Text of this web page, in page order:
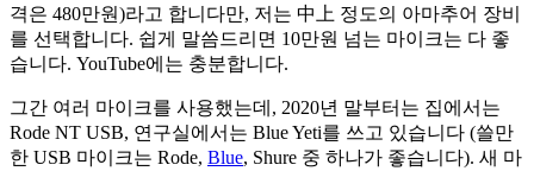
격은 480만원)라고 합니다만, 저는 中上 정도의 아마추어 장비
를 선택합니다. 쉽게 말씀드리면 10만원 넘는 마이크는 다 좋
습니다. YouTube에는 충분합니다.
그간 여러 마이크를 사용했는데, 2020년 말부터는 집에서는
Rode NT USB, 연구실에서는 Blue Yeti를 쓰고 있습니다 (쓸만
한 USB 마이크는 Rode, Blue, Shure 중 하나가 좋습니다). 새 마